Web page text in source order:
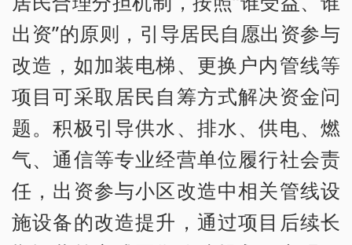
出资”的原则，引导居民自愿出资参与
改造，如加装电梯、更换户内管线等
项目可采取居民自筹方式解决资金问
题。积极引导供水、排水、供电、燃
气、通信等专业经营单位履行社会责
任，出资参与小区改造中相关管线设
施设备的改造提升，通过项目后续长